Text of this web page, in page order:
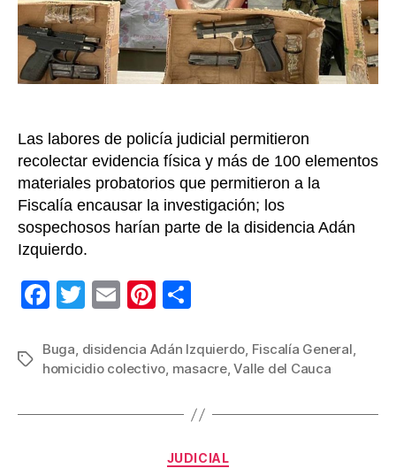
cinco
en
Buga
Las labores de policía judicial permitieron
recolectar evidencia física y más de 100 elementos
materiales probatorios que permitieron a la
Fiscalía encausar la investigación; los
sospechosos harían parte de la disidencia Adán
Izquierdo.
F
c
e
b
T
tt
er
E
ail
Pi
er
e
st
m
p
ar
Etiquetas
Buga, disidencia Adán Izquierdo, Fiscalía General,
homicidio colectivo, masacre,Valle del Cauca
Categorías
JUDICIAL